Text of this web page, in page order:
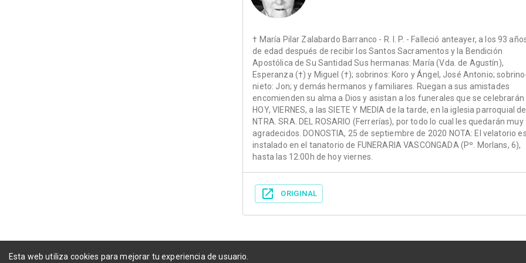
† María Pilar Zalabardo Barranco - R. I. P. - Falleció anteayer, a los 93
de edad después de recibir los Santos Sacramentos y la Bendición
Apostólica de Su Santidad Sus hermanas: María (Vda. de Agustín),
Esperanza (†) y Miguel (†); sobrinos: Koro y Ángel, José Antonio;
nieto: Jon; y demás hermanos y familiares. Ruegan a sus amistades
encomienden su alma a Dios y asistan a los funerales que se celebrarán
HOY, VIERNES, a las SIETE Y MEDIA de la tarde, en la iglesia parroquial de
NTRA. SRA. DEL ROSARIO (Ferrerías), por todo lo cual les quedarán muy
agradecidos. DONOSTIA, 25 de septiembre de 2020 NOTA: El velatorio
instalado en el tanatorio de FUNERARIA VASCONGADA (Pº. Morlans, 6),
hasta las 12:00h de hoy viernes.
ORIGINAL
Esta web utiliza cookies para mejorar tu experiencia de usuario.